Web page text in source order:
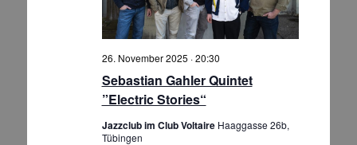
Sebastian Gahler Quintet
”Electric Stories“
26. November 2025 · 20:30
Jazzclub im Club Voltaire Haaggasse 26b,
Tübingen